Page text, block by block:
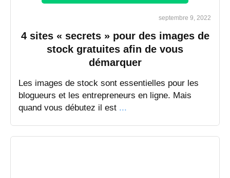
septembre 9, 2022
4 sites « secrets » pour des images de
stock gratuites afin de vous
démarquer
Les images de stock sont essentielles pour les
blogueurs et les entrepreneurs en ligne. Mais
quand vous débutez il est ...